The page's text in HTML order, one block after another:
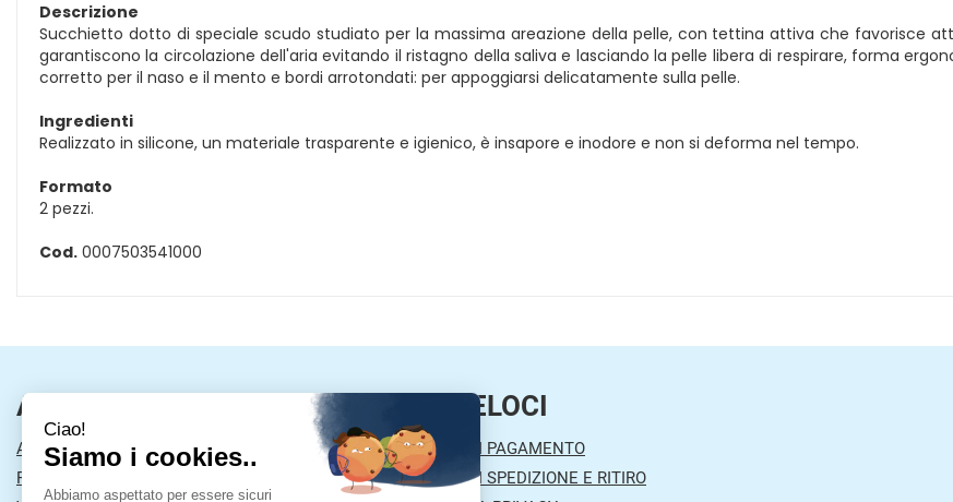
Descrizione
Succhietto dotto di speciale scudo studiato per la massima areazione della pelle, con tettina attiva che favorisce
garantiscono la circolazione dell'aria evitando il ristagno della saliva e lasciando la pelle libera di respirare, forma
corretto per il naso e il mento e bordi arrotondati: per appoggiarsi delicatamente sulla pelle.
Ingredienti
Realizzato in silicone, un materiale trasparente e igienico, è insapore e inodore e non si deforma nel tempo.
Formato
2 pezzi.
Cod. 0007503541000
AREA UTENTE
ACCEDI
REGISTRATI
LINK VELOCI
MODALITÀ DI PAGAMENTO
MODALITÀ DI SPEDIZIONE E RITIRO